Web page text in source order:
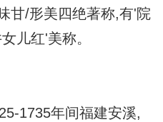
甘/形美四绝著称,有'院
儿红'美称。
1735年间福建安溪,